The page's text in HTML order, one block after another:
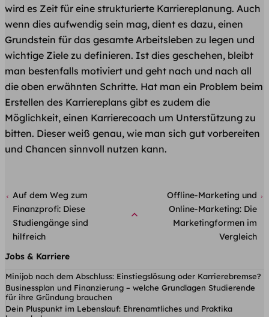
wird es Zeit für eine strukturierte Karriereplanung. Auch
wenn dies aufwendig sein mag, dient es dazu, einen
Grundstein für das gesamte Arbeitsleben zu legen und
wichtige Ziele zu definieren. Ist dies geschehen, bleibt
man bestenfalls motiviert und geht nach und nach all
die oben erwähnten Schritte. Hat man ein Problem beim
Erstellen des Karriereplans gibt es zudem die
Möglichkeit, einen Karrierecoach um Unterstützung zu
bitten. Dieser weiß genau, wie man sich gut vorbereiten
und Chancen sinnvoll nutzen kann.
Auf dem Weg zum
Finanzprofi: Diese
Studiengänge sind
hilfreich
Offline-Marketing und
Online-Marketing: Die
Marketingformen im
Vergleich
Jobs & Karriere
Minijob nach dem Abschluss: Einstiegslösung oder Karrierebremse?
Businessplan und Finanzierung – welche Grundlagen Studierende
für ihre Gründung brauchen
Dein Pluspunkt im Lebenslauf: Ehrenamtliches und Praktika